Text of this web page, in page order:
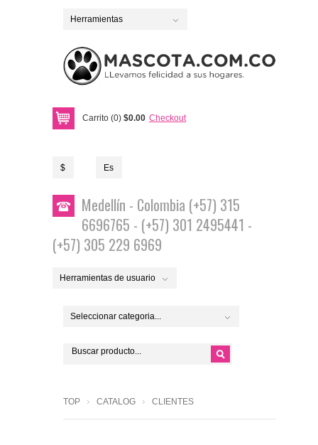
Herramientas
Carrito (0) $0.00 Checkout
$ Es
Medellín - Colombia (+57) 315
6696765 - (+57) 301 2495441 -
(+57) 305 229 6969
Herramientas de usuario
Seleccionar categoria...
TOP CATALOG CLIENTES